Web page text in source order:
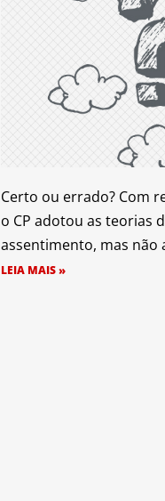
Certo ou errado? Com
o CP adotou as teorias
assentimento, mas não
LEIA MAIS »